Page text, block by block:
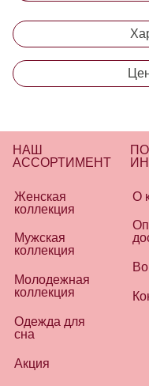
НАШ
АССОРТИМЕНТ
Женская
коллекция
Мужская
коллекция
Молодежная
коллекция
Одежда для
сна
Акция
О